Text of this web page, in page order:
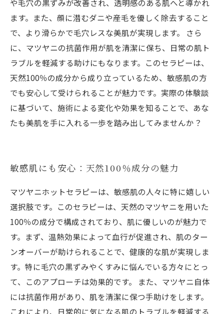
や毛穴の黒ずみが改善され、透明感のある肌へと導かれ
ます。また、顔に潜むダニや産毛を優しく除去すること
で、より滑らかで毛穴レスな美肌が実現します。 さら
に、マツヤニの抗菌作用が肌を清潔に保ち、日常の肌ト
ラブルを軽減する助けにもなります。このセラピーは、
天然100％の成分から成り立っているため、敏感肌の方
でも安心して受けられることが魅力です。実際の体験談
に基づいて、施術による変化や効果を知ることで、あな
たも美肌を手に入れる一歩を踏み出してみませんか？
敏感肌にも安心：天然100％成分の魅力
マツヤニホットセラピーは、敏感肌の人々に特に嬉しい
選択肢です。このセラピーは、天然のマツヤニを用いた
100％の成分で構成されており、肌に優しいのが魅力で
す。まず、温熱効果によって血行が促進され、肌のター
ンオーバーが助けられることで、健康的な肌が実現しま
す。特に毛穴の黒ずみやくすみに悩んでいる方々にとっ
て、このアプローチは効果的です。 また、マツヤニ自体
には抗菌作用があり、肌を清潔に保つ手助けをします。
これにより、日常的に気になる肌のトラブルを軽減する